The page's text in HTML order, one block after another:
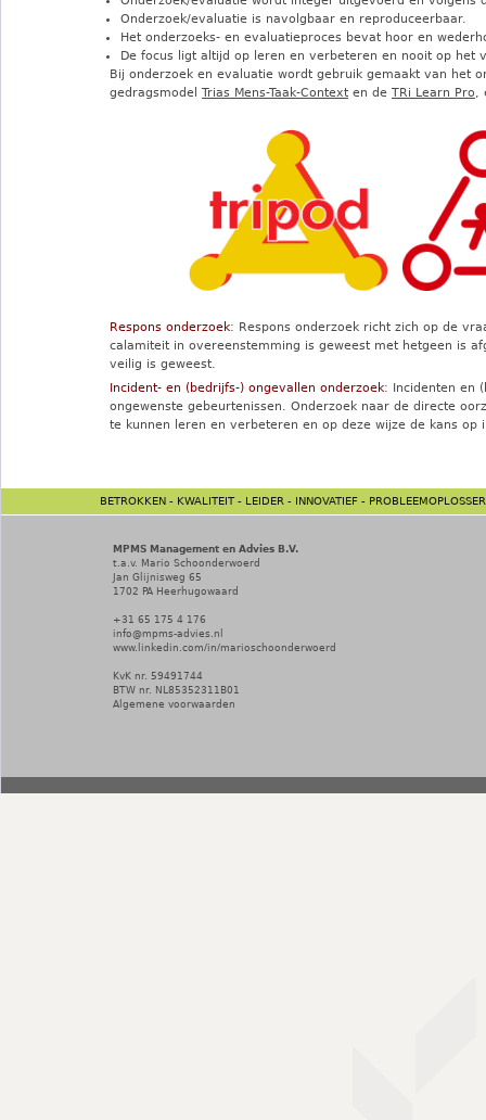
Onderzoek/evaluatie is navolgbaar en reproduceerbaar.
Het onderzoeks- en evaluatieproces bevat hoor en
De focus ligt altijd op leren en verbeteren en nooit op het
Bij onderzoek en evaluatie wordt gebruik gemaakt van het
gedragsmodel Trias Mens-Taak-Context en de TRi Learn Pro,
Respons onderzoek: Respons onderzoek richt zich op de
calamiteit in overeenstemming is geweest met hetgeen is
veilig is geweest.
Incident- en (bedrijfs-) ongevallen onderzoek: Incidenten en
ongewenste gebeurtenissen. Onderzoek naar de directe
te kunnen leren en verbeteren en op deze wijze de kans op
BETROKKEN - KWALITEIT - LEIDER - INNOVATIEF -
MPMS Management en Advies B.V.
t.a.v. Mario Schoonderwoerd
Jan Glijnisweg 65
1702 PA Heerhugowaard
+31 65 175 4 176
info@mpms-advies.nl
www.linkedin.com/in/marioschoonderwoerd
KvK nr. 59491744
BTW nr. NL85352311B01
Algemene voorwaarden